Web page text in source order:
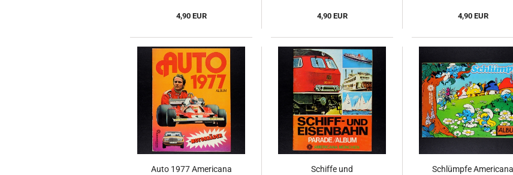
4,90 EUR 4,90 EUR 4,90 EUR
Auto 1977 Americana
Schiffe und
Schlümpfe Americana